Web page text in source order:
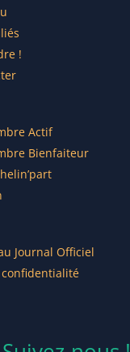
!
Actif
Bienfaiteur
Journal Officiel